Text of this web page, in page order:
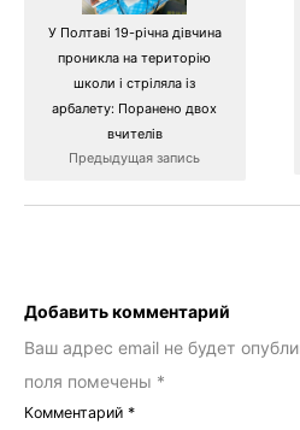
У Полтаві 19-річна дівчина
проникла на територію
школи і стріляла із
арбалету: Поранено двох
вчителів
Предыдущая запись
Добавить комментарий
Ваш адрес email не будет
поля помечены *
Комментарий *